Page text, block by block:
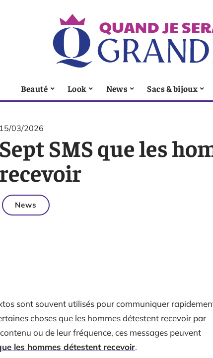
Beauté Look News Sacs & bijoux
15/03/2026
Sept SMS que les
recevoir
News
sont souvent utilisés pour communiquer
choses que les hommes détestent recevoir par
ou de leur fréquence, ces messages peuvent
les hommes détestent recevoir.